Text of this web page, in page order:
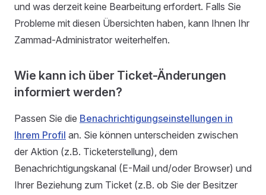
und was derzeit keine Bearbeitung erfordert. Falls Sie
Probleme mit diesen Übersichten haben, kann Ihnen Ihr
Zammad-Administrator weiterhelfen.
Wie kann ich über Ticket-Änderungen
informiert werden?
Passen Sie die Benachrichtigungseinstellungen in
Ihrem Profil an. Sie können unterscheiden zwischen
der Aktion (z.B. Ticketerstellung), dem
Benachrichtigungskanal (E-Mail und/oder Browser) und
Ihrer Beziehung zum Ticket (z.B. ob Sie der Besitzer